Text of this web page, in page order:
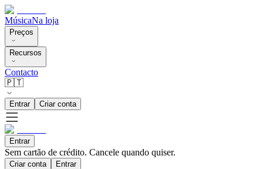
MúsicaNa loja
Preços
Recursos
Contacto
🇵🇹
Entrar Criar conta
Entrar
Sem cartão de crédito. Cancele quando quiser.
Criar conta Entrar